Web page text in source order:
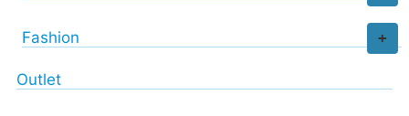
+
Fashion
Outlet